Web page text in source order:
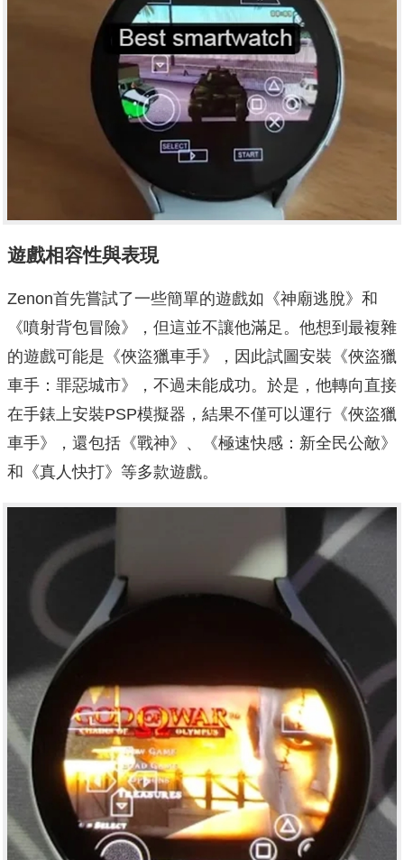
遊戲相容性與表現
Zenon首先嘗試了一些簡單的遊戲如《神廟逃脫》和
《噴射背包冒險》，但這並不讓他滿足。他想到最複雜
的遊戲可能是《俠盜獵車手》，因此試圖安裝《俠盜獵
車手：罪惡城市》，不過未能成功。於是，他轉向直接
在手錶上安裝PSP模擬器，結果不僅可以運行《俠盜獵
車手》，還包括《戰神》、《極速快感：新全民公敵》
和《真人快打》等多款遊戲。